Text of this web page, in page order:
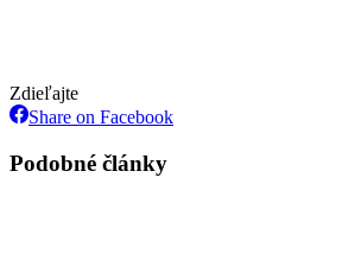
Zdieľajte
Share on FacebookShare
Podobné články